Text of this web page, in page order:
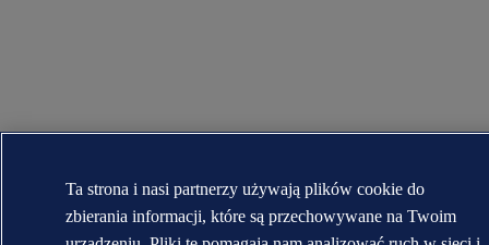
Ta strona i nasi partnerzy używają plików cookie do
zbierania informacji, które są przechowywane na Twoim